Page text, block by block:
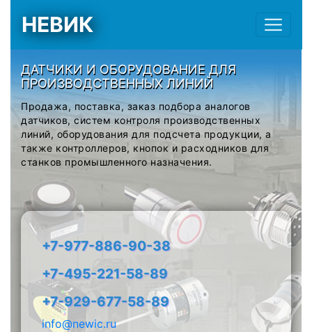
НЕВИК
ДАТЧИКИ И ОБОРУДОВАНИЕ ДЛЯ
ПРОИЗВОДСТВЕННЫХ ЛИНИЙ
Продажа, поставка, заказ подбора аналогов
датчиков, систем контроля производственных
линий, оборудования для подсчета продукции, а
также контроллеров, кнопок и расходников для
станков промышленного назначения.
+7-977-886-90-38
+7-495-221-58-89
+7-929-677-58-89
info@newic.ru